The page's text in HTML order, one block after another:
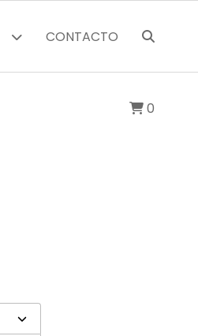
CONTACTO
0